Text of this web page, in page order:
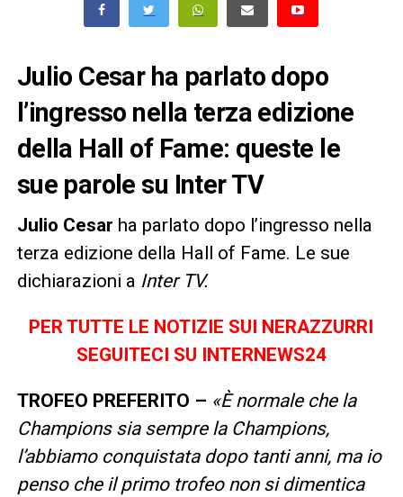
Julio Cesar ha parlato dopo
l’ingresso nella terza edizione
della Hall of Fame: queste le
sue parole su Inter TV
Julio Cesar ha parlato dopo l’ingresso nella
terza edizione della Hall of Fame. Le sue
dichiarazioni a Inter TV.
PER TUTTE LE NOTIZIE SUI NERAZZURRI
SEGUITECI SU INTERNEWS24
TROFEO PREFERITO – «È normale che la
Champions sia sempre la Champions,
l’abbiamo conquistata dopo tanti anni, ma io
penso che il primo trofeo non si dimentica